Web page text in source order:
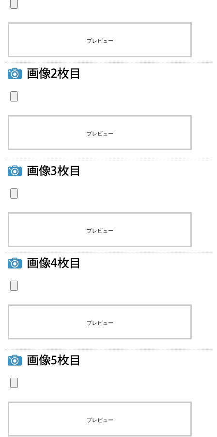
プレビュー
プレビュー
プレビュー
プレビュー
プレビュー